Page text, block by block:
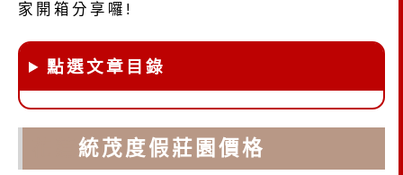
家開箱分享囉!
點選文章目錄
統茂度假莊園價格